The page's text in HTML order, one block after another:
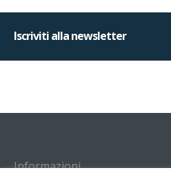
Iscriviti alla newsletter
Informazioni